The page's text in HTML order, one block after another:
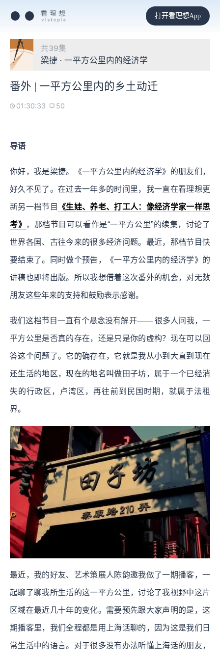
打开看理想App
共39集
梁捷 · 一平方公里内的经济学
番外 | 一平方公里内的乡土动迁
01:30:33 50
导语
你好，我是梁捷。《一平方公里内的经济学》的朋友们，
好久不见了。在过去一年多的时间里，我一直在看理想更
新另一档节目 《生娃、养老、打工人：像经济学家一样思
考》 ，那档节目可以看作是“一平方公里”的续集，讨论了
世界各国、古往今来的很多经济问题。最近，那档节目快
要结束了。同时做个预告，《一平方公里内的经济学》的
讲稿也即将出版。所以我想借着这次番外的机会，对无数
朋友这些年来的支持和鼓励表示感谢。
我们这档节目一直有个悬念没有解开—— 很多人问我，一
平方公里是否真的存在，还是只是你的虚构？现在可以回
答这个问题了。它的确存在，它就是我从小到大直到现在
还生活的地区，现在的地名叫做田子坊，属于一个已经消
失的行政区，卢湾区，再往前到民国时期，就属于法租
界。
最近，我的好友、艺术策展人陈韵邀我做了一期播客，一
起聊了聊我所生活的这一平方公里，讨论了我视野中这片
区域在最近几十年的变化。需要预先跟大家声明的是，这
期播客里，我们全程都是用上海话聊的，因为这是我们日
常生活中的语言。对于很多没有办法听懂上海话的朋友，